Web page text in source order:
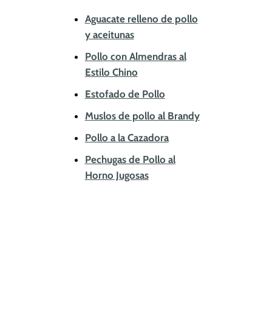
Aguacate relleno de pollo
y aceitunas
Pollo con Almendras al
Estilo Chino
Estofado de Pollo
Muslos de pollo al Brandy
Pollo a la Cazadora
Pechugas de Pollo al
Horno Jugosas